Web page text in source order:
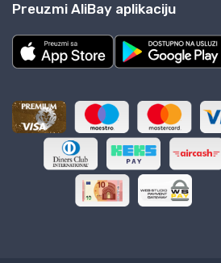
Preuzmi AliBay aplikaciju